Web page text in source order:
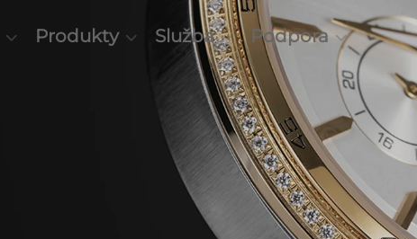
Produkty Služba
Podpora